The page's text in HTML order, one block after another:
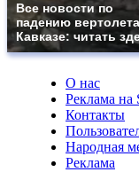
Все новости по
падению
Кавказе: читать
О нас
Реклама на
Контакты
Народная
Реклама